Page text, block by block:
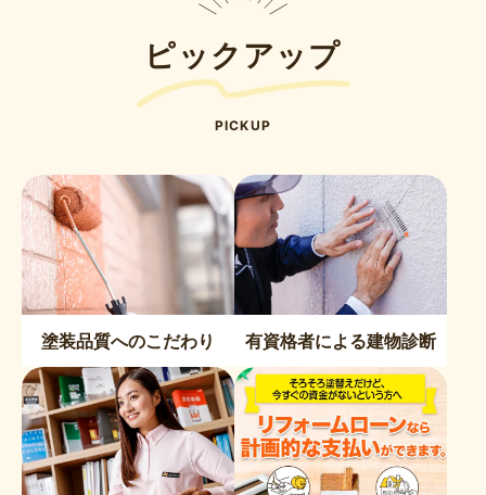
ピックアップ
PICKUP
塗装品質へのこだわり 有資格者による建物診断